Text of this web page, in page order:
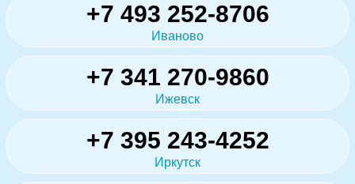
+7 493 252-8706
Иваново
+7 341 270-9860
Ижевск
+7 395 243-4252
Иркутск